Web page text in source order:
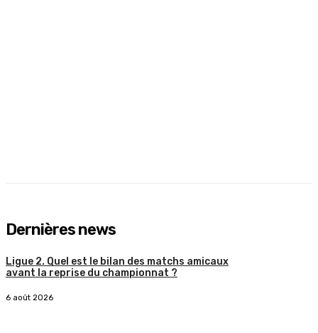
Dernières news
Ligue 2. Quel est le bilan des matchs amicaux
avant la reprise du championnat ?
6 août 2026